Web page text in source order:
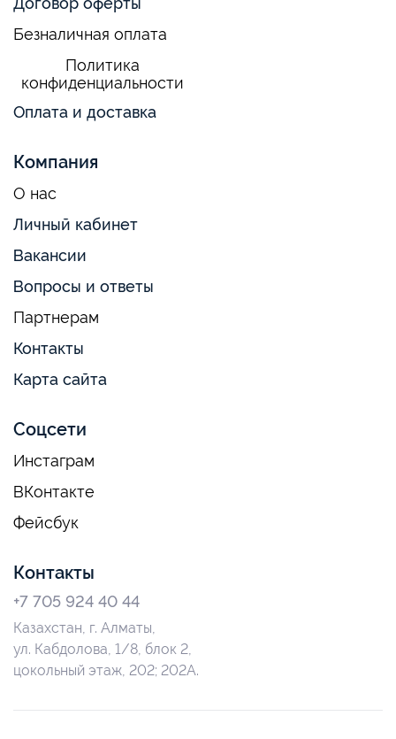
Безналичная оплата
Политика
конфиденциальности
Оплата и доставка
Компания
О нас
Личный кабинет
Вакансии
Вопросы и ответы
Партнерам
Контакты
Карта сайта
Соцсети
Инстаграм
ВКонтакте
Фейсбук
Контакты
+7 705 924 40 44
Казахстан, г. Алматы,
ул. Кабдолова, 1/8, блок 2,
цокольный этаж, 202; 202А.